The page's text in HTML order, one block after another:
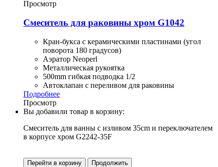
Просмотр
Смеситель для раковины хром G1042
Кран-букса с керамическими пластинами (угол
поворота 180 градусов)
Аэратор Neoperl
Металлическая рукоятка
500mm гибкая подводка 1/2
Автоклапан с переливом для раковины
Подробнее
Просмотр
Вы добавили товар в корзину:
Смеситель для ванны с изливом 35cm и переключателем
в корпусе хром G2242-35F
Перейти в корзину Продолжить